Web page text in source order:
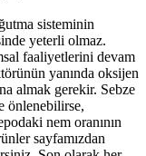
sisteminin
yeterli olmaz.
faaliyetlerini devam
yanında oksijen
almak gerekir. Sebze
önlenebilirse,
nem oranının
sayfamızdan